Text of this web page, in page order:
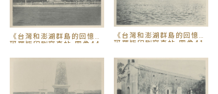
臺南，這裡曾是福爾摩沙首都，更是從十七世紀至今
經歷各種戰事洗禮。無論是城牆、城河、砲臺，皮摩
丹少校看到清法戰爭和乙未戰事的斧鑿斑斑。億載金
城、大小砲臺在此永駐，安平的景色與街道，府城的
良多駐足多日，留影最多。
《台灣和澎湖群島的回憶》
珂羅版印刷寫真帖-圖像44
《台灣和澎湖群島的回憶》
珂羅版印刷寫真帖-圖像41